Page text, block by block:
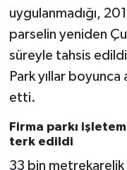
uygulanmadığı,
parselin yeniden
süreyle tahsis
Park yıllar
etti.
Firma parkı
terk edildi
33 bin